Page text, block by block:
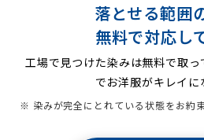
落とせる範囲
無料で対応し
工場で見つけた染みは無料で取
でお洋服がキレイに
※ 染みが完全にとれている状態をお約